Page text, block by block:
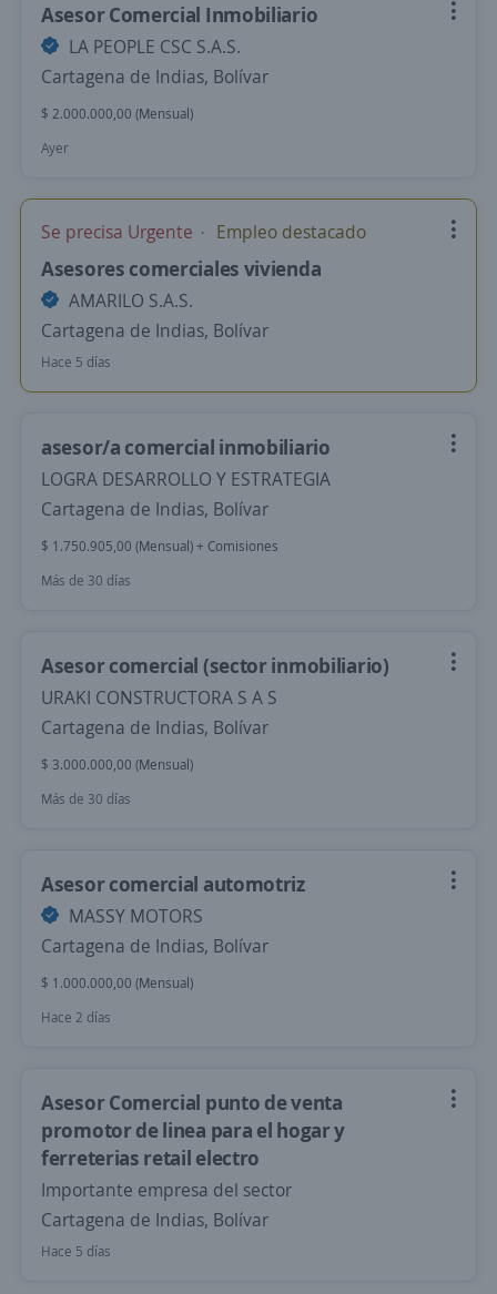
Asesor Comercial Inmobiliario
LA PEOPLE CSC S.A.S.
Cartagena de Indias, Bolívar
$ 2.000.000,00 (Mensual)
Ayer
Se precisa Urgente Empleo destacado
Asesores comerciales vivienda
AMARILO S.A.S.
Cartagena de Indias, Bolívar
Hace 5 días
asesor/a comercial inmobiliario
LOGRA DESARROLLO Y ESTRATEGIA
Cartagena de Indias, Bolívar
$ 1.750.905,00 (Mensual) + Comisiones
Más de 30 días
Asesor comercial (sector inmobiliario)
URAKI CONSTRUCTORA S A S
Cartagena de Indias, Bolívar
$ 3.000.000,00 (Mensual)
Más de 30 días
Asesor comercial automotriz
MASSY MOTORS
Cartagena de Indias, Bolívar
$ 1.000.000,00 (Mensual)
Hace 2 días
Asesor Comercial punto de venta
promotor de linea para el hogar y
ferreterias retail electro
Importante empresa del sector
Cartagena de Indias, Bolívar
Hace 5 días